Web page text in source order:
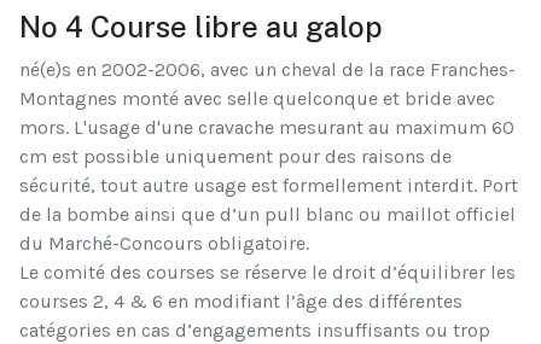
No 4 Course libre au galop
né(e)s en 2002-2006, avec un cheval de la race Franches-
Montagnes monté avec selle quelconque et bride avec
mors. L'usage d'une cravache mesurant au maximum 60
cm est possible uniquement pour des raisons de
sécurité, tout autre usage est formellement interdit. Port
de la bombe ainsi que d’un pull blanc ou maillot officiel
du Marché-Concours obligatoire.
Le comité des courses se réserve le droit d’équilibrer les
courses 2, 4 & 6 en modifiant l’âge des différentes
catégories en cas d’engagements insuffisants ou trop